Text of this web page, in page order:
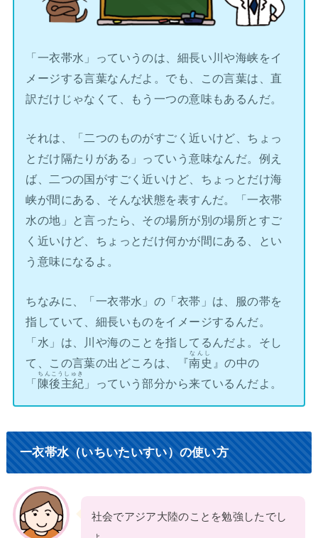
「一衣帯水」っていうのは、細長い川や海峡をイ
メージする言葉なんだよ。でも、この言葉は、直
訳だけじゃなくて、もう一つの意味もあるんだ。
それは、「二つのものがすごく近いけど、ちょっ
とだけ隔たりがある」っていう意味なんだ。例え
ば、二つの国がすごく近いけど、ちょっとだけ海
峡が間にある、そんな状態を表すんだ。「一衣帯
水の地」と言ったら、その場所が別の場所とすご
く近いけど、ちょっとだけ何かが間にある、とい
う意味になるよ。
ちなみに、「一衣帯水」の「衣帯」は、服の帯を
指していて、細長いものをイメージするんだ。
「水」は、川や海のことを指してるんだよ。そし
て、この言葉の出どころは、『南史
なんし
』の中の
「陳後主紀
ちんこうしゅき
」っていう部分から来ているんだよ。
一衣帯水（いちいたいすい）の使い方
社会でアジア大陸のことを勉強したでし